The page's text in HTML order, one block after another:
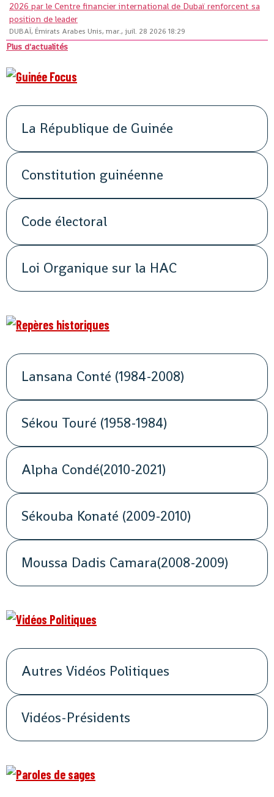
2026 par le Centre financier international de Dubaï renforcent sa
position de leader
DUBAÏ, Émirats Arabes Unis, mar., juil. 28 2026 18:29
Plus d'actualités
La République de Guinée
Constitution guinéenne
Code électoral
Loi Organique sur la HAC
Lansana Conté (1984-2008)
Sékou Touré (1958-1984)
Alpha Condé(2010-2021)
Sékouba Konaté (2009-2010)
Moussa Dadis Camara(2008-2009)
Autres Vidéos Politiques
Vidéos-Présidents